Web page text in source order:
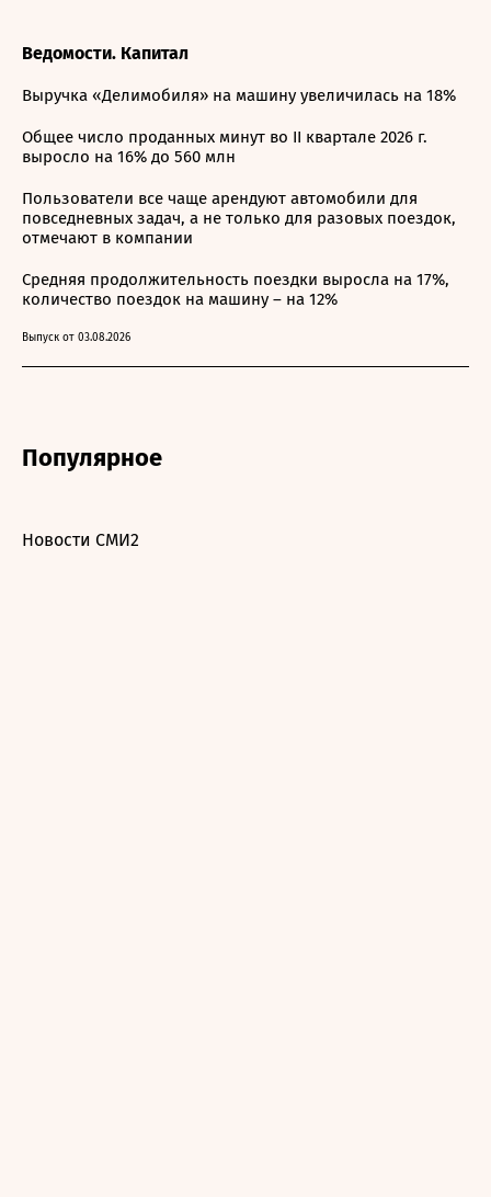
Ведомости. Капитал
Выручка «Делимобиля» на машину увеличилась на 18%
Общее число проданных минут во II квартале 2026 г.
выросло на 16% до 560 млн
Пользователи все чаще арендуют автомобили для
повседневных задач, а не только для разовых поездок,
отмечают в компании
Средняя продолжительность поездки выросла на 17%,
количество поездок на машину – на 12%
Выпуск от 03.08.2026
Популярное
Новости СМИ2